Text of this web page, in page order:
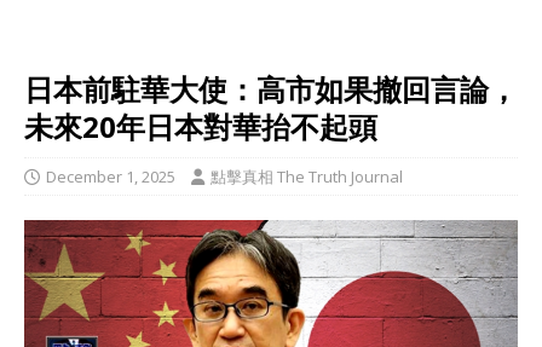
日本前駐華大使：高市如果撤回言論，
未來20年日本對華抬不起頭
December 1, 2025 點擊真相 The Truth Journal